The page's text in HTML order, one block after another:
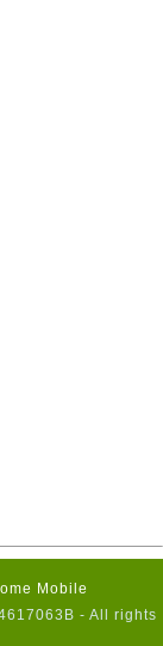
Mobile
- All rights